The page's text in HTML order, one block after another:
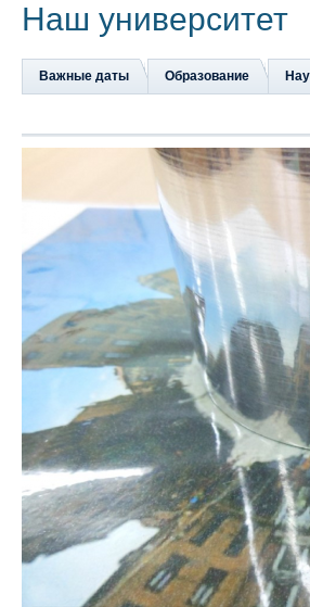
Наш университет
Важные даты Образование